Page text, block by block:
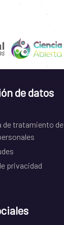
de datos
de tratamiento de
privacidad